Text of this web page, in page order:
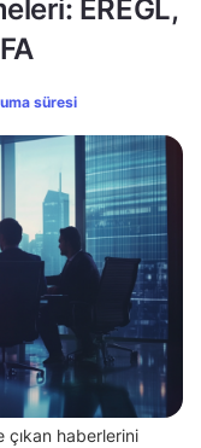
EREGL,
süresi
çıkan haberlerini